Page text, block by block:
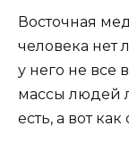
Восточная
человека нет
у него не все
массы людей
есть, а вот